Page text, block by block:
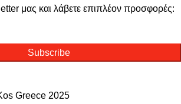
μας και λάβετε επιπλέον προσφορές:
Subscribe
Greece 2025